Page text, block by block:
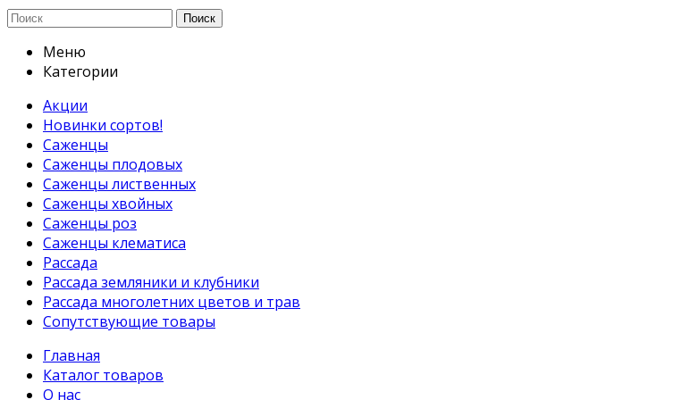
Поиск
Меню
Категории
Акции
Новинки сортов!
Саженцы
Саженцы плодовых
Саженцы лиственных
Саженцы хвойных
Саженцы роз
Саженцы клематиса
Рассада
Рассада земляники и клубники
Рассада многолетних цветов и трав
Сопутствующие товары
Главная
Каталог товаров
О нас